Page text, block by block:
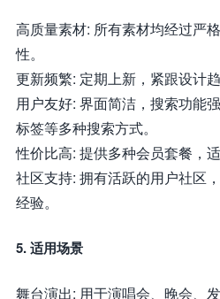
高质量素材: 所有素材均经过严
性。
更新频繁: 定期上新，紧跟设计
用户友好: 界面简洁，搜索功能
标签等多种搜索方式。
性价比高: 提供多种会员套餐，
社区支持: 拥有活跃的用户社区
经验。
5. 适用场景
舞台演出: 用于演唱会、晚会、